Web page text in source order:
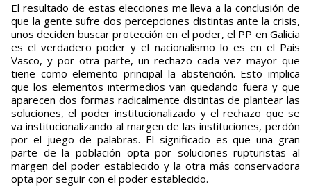
El resultado de estas elecciones me lleva a la conclusión de
que la gente sufre dos percepciones distintas ante la crisis,
unos deciden buscar protección en el poder, el PP en Galicia
es el verdadero poder y el nacionalismo lo es en el Pais
Vasco, y por otra parte, un rechazo cada vez mayor que
tiene como elemento principal la abstención. Esto implica
que los elementos intermedios van quedando fuera y que
aparecen dos formas radicalmente distintas de plantear las
soluciones, el poder institucionalizado y el rechazo que se
va institucionalizando al margen de las instituciones, perdón
por el juego de palabras. El significado es que una gran
parte de la población opta por soluciones rupturistas al
margen del poder establecido y la otra más conservadora
opta por seguir con el poder establecido.